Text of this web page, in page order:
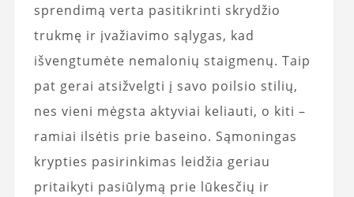
sprendimą verta pasitikrinti skrydžio
trukmę ir įvažiavimo sąlygas, kad
išvengtumėte nemalonių staigmenų. Taip
pat gerai atsižvelgti į savo poilsio stilių,
nes vieni mėgsta aktyviai keliauti, o kiti –
ramiai ilsėtis prie baseino. Sąmoningas
krypties pasirinkimas leidžia geriau
pritaikyti pasiūlymą prie lūkesčių ir